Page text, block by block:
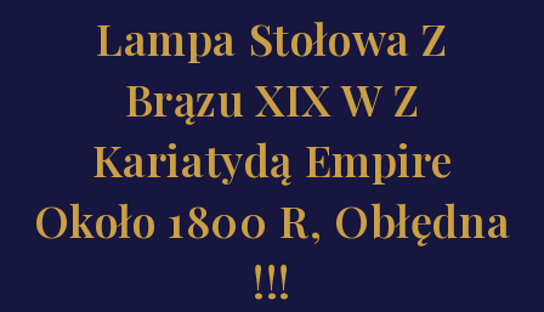
Lampa Stołowa Z
Brązu XIX W Z
Kariatydą Empire
Około 1800 R, Obłędna
!!!